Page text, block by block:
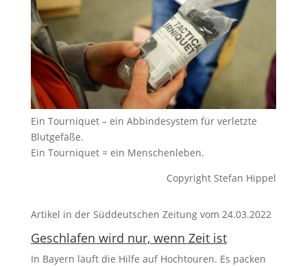
Ein Tourniquet – ein Abbindesystem für verletzte
Blutgefäße.
Ein Tourniquet = ein Menschenleben.
Copyright Stefan Hippel
Artikel in der Süddeutschen Zeitung vom 24.03.2022
Geschlafen wird nur, wenn Zeit ist
In Bayern läuft die Hilfe auf Hochtouren. Es packen